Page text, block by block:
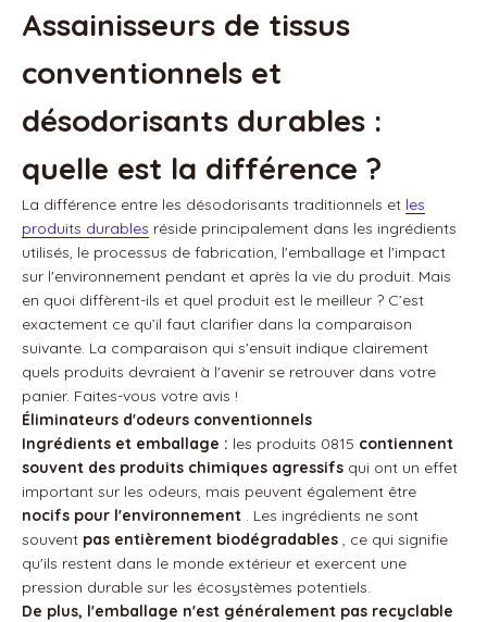
Assainisseurs de tissus
conventionnels et
désodorisants durables :
quelle est la différence ?
La différence entre les désodorisants traditionnels et les
produits durables réside principalement dans les ingrédients
utilisés, le processus de fabrication, l'emballage et l'impact
sur l'environnement pendant et après la vie du produit. Mais
en quoi diffèrent-ils et quel produit est le meilleur ? C’est
exactement ce qu’il faut clarifier dans la comparaison
suivante. La comparaison qui s'ensuit indique clairement
quels produits devraient à l'avenir se retrouver dans votre
panier. Faites-vous votre avis !
Éliminateurs d'odeurs conventionnels
Ingrédients et emballage : les produits 0815 contiennent
souvent des produits chimiques agressifs qui ont un effet
important sur les odeurs, mais peuvent également être
nocifs pour l'environnement . Les ingrédients ne sont
souvent pas entièrement biodégradables , ce qui signifie
qu'ils restent dans le monde extérieur et exercent une
pression durable sur les écosystèmes potentiels.
De plus, l'emballage n'est généralement pas recyclable